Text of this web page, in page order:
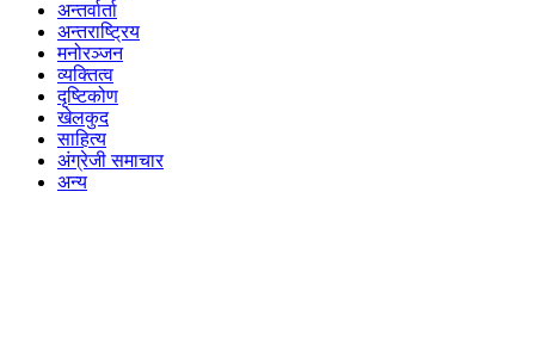
अन्तर्वार्ता
अन्तराष्ट्रिय
मनोरञ्जन
व्यक्तित्व
दृष्टिकोण
खेलकुद
साहित्य
अंग्रेजी समाचार
अन्य